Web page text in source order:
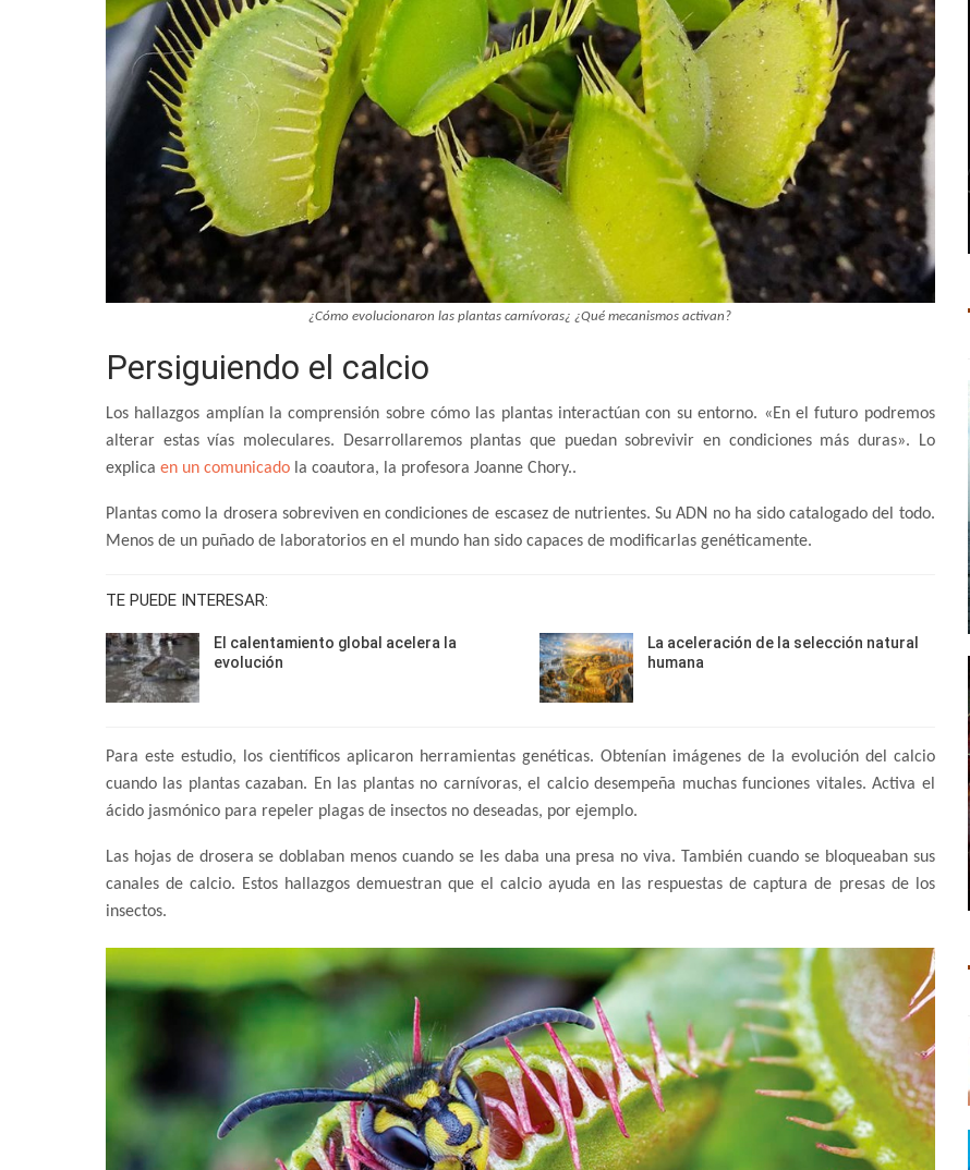
¿Cómo evolucionaron las plantas carnívoras¿ ¿Qué mecanismos activan?
Persiguiendo el calcio
Los hallazgos amplían la comprensión sobre cómo las plantas interactúan con su entorno. «En el futuro podremos
alterar estas vías moleculares. Desarrollaremos plantas que puedan sobrevivir en condiciones más duras». Lo
explica en un comunicado la coautora, la profesora Joanne Chory..
Plantas como la drosera sobreviven en condiciones de escasez de nutrientes. Su ADN no ha sido catalogado del todo.
Menos de un puñado de laboratorios en el mundo han sido capaces de modificarlas genéticamente.
TE PUEDE INTERESAR:
El calentamiento global acelera la
evolución
La aceleración de la selección natural
humana
Para este estudio, los científicos aplicaron herramientas genéticas. Obtenían imágenes de la evolución del calcio
cuando las plantas cazaban. En las plantas no carnívoras, el calcio desempeña muchas funciones vitales. Activa el
ácido jasmónico para repeler plagas de insectos no deseadas, por ejemplo.
Las hojas de drosera se doblaban menos cuando se les daba una presa no viva. También cuando se bloqueaban sus
canales de calcio. Estos hallazgos demuestran que el calcio ayuda en las respuestas de captura de presas de los
insectos.